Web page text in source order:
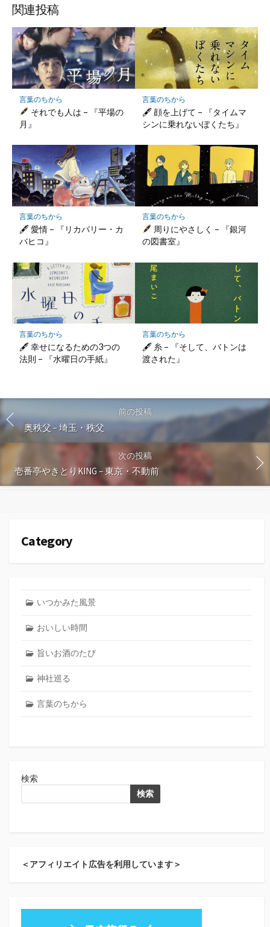
ア
ク
マ
ー
ク
に
保
存
関連投稿
言葉のちから
それでも人は – 『平場の
月』
言葉のちから
🖋 顔を上げて – 『タイムマ
シンに乗れないぼくたち』
言葉のちから
🖋 愛情 – 『リカバリー・カ
バヒコ』
言葉のちから
周りにやさしく – 『銀河
の図書室』
言葉のちから
🖋 幸せになるための3つの
法則 – 『水曜日の手紙』
言葉のちから
🖋 糸 – 『そして、バトンは
渡された』
前の投稿
奥秩父 – 埼玉・秩父
次の投稿
壱番亭やきとりKING – 東京・不動前
Category
いつかみた風景
おいしい時間
旨いお酒のたび
神社巡る
言葉のちから
検索
検索
＜アフィリエイト広告を利用しています＞